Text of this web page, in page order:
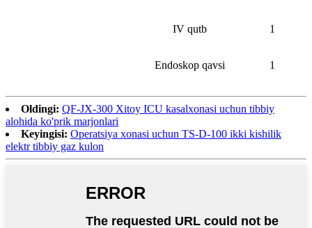
IV qutb 1
Endoskop qavsi 1
Oldingi: QF-JX-300 Xitoy ICU kasalxonasi uchun tibbiy
alohida ko'prik marjonlari
Keyingisi: Operatsiya xonasi uchun TS-D-100 ikki kishilik
elektr tibbiy gaz kulon